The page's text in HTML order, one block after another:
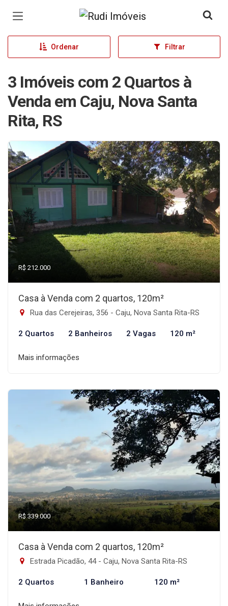
Página inicial
Ordenar Filtrar
3 Imóveis com 2 Quartos à
Venda em Caju, Nova Santa
Rita, RS
R$ 212.000
Casa à Venda com 2 quartos, 120m²
Rua das Cerejeiras, 356 - Caju, Nova Santa Rita-RS
2 Quartos 2 Banheiros 2 Vagas 120 m²
Mais informações
R$ 339.000
Casa à Venda com 2 quartos, 120m²
Estrada Picadão, 44 - Caju, Nova Santa Rita-RS
2 Quartos 1 Banheiro 120 m²